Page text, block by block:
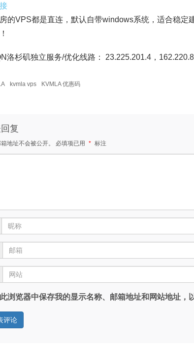
的VPS都是直连，默认自带windows系统，适合稳定
洛杉矶独立服务/优化线路： 23.225.201.4，
kvmla vps KVMLA 优惠码
复
地址不会被公开。 必填项已用 * 标注
浏览器中保存我的显示名称、邮箱地址和网站地址，